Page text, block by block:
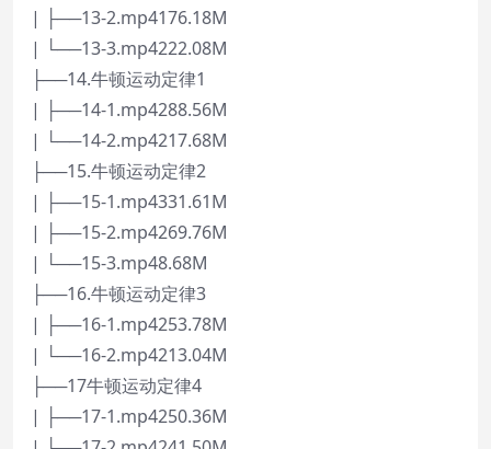
| ├──13-2.mp4176.18M
| └──13-3.mp4222.08M
├──14.牛顿运动定律1
| ├──14-1.mp4288.56M
| └──14-2.mp4217.68M
├──15.牛顿运动定律2
| ├──15-1.mp4331.61M
| ├──15-2.mp4269.76M
| └──15-3.mp48.68M
├──16.牛顿运动定律3
| ├──16-1.mp4253.78M
| └──16-2.mp4213.04M
├──17牛顿运动定律4
| ├──17-1.mp4250.36M